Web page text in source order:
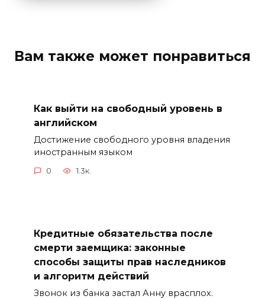
Вам также может понравиться
Как выйти на свободный уровень в
английском
Достижение свободного уровня владения
иностранным языком
0 1.3к.
Кредитные обязательства после
смерти заемщика: законные
способы защиты прав наследников
и алгоритм действий
Звонок из банка застал Анну врасплох.